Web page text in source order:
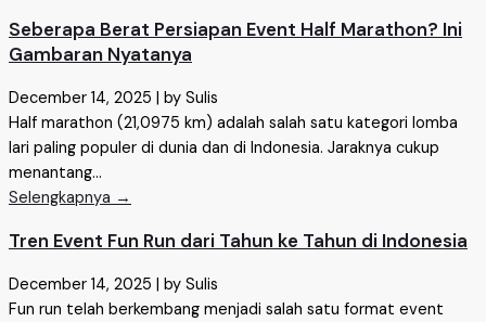
Seberapa Berat Persiapan Event Half Marathon? Ini
Gambaran Nyatanya
December 14, 2025 | by Sulis
Half marathon (21,0975 km) adalah salah satu kategori lomba
lari paling populer di dunia dan di Indonesia. Jaraknya cukup
menantang...
Selengkapnya →
Tren Event Fun Run dari Tahun ke Tahun di Indonesia
December 14, 2025 | by Sulis
Fun run telah berkembang menjadi salah satu format event